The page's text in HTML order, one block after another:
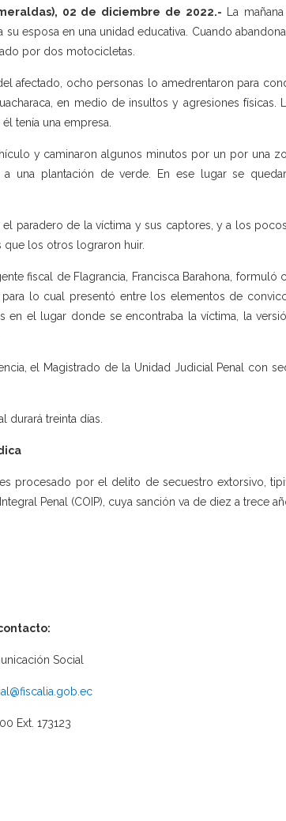
02 de diciembre de 2022.- La
su esposa en una unidad educativa. Cuando
por dos motocicletas.
afectado, ocho personas lo amedrentaron para
en medio de insultos y agresiones físicas.
tenía una empresa.
y caminaron algunos minutos por un por una
a una plantación de verde. En ese lugar se
el paradero de la víctima y sus captores, y a los
que los otros lograron huir.
fiscal de Flagrancia, Francisca Barahona,
para lo cual presentó entre los elementos de
en el lugar donde se encontraba la víctima, la
el Magistrado de la Unidad Judicial Penal con
durará treinta días.
es procesado por el delito de secuestro extorsivo,
Penal (COIP), cuya sanción va de diez a trece
Social
Ext. 173123